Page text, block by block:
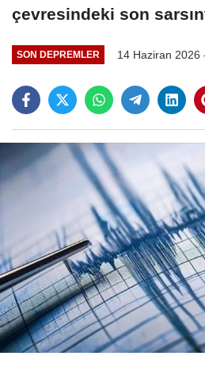
çevresindeki son
SON DEPREMLER 14 Haziran 2026